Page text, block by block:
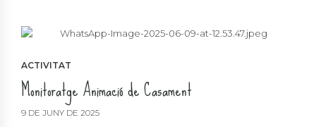
ACTIVITAT
Monitoratge Animació de Casament
9 DE JUNY DE 2025